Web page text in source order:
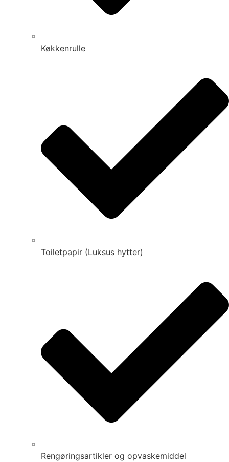
Køkkenrulle
Toiletpapir (Luksus hytter)
Rengøringsartikler og opvaskemiddel